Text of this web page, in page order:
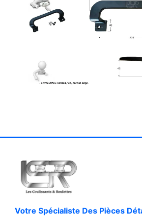
Votre Spécialiste Des Pièces